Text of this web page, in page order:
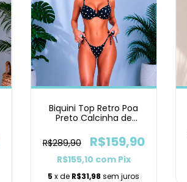
Biquini Top Retro Poa
Preto Calcinha de
R$289,90
R$159,90
R$155,10 com Pix
5 x de R$31,98 sem juros